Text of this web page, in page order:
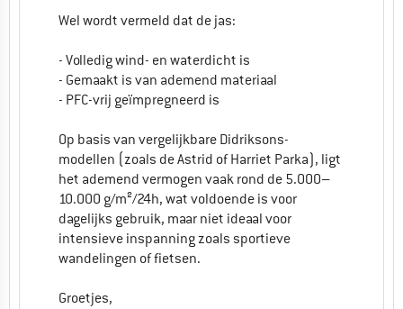
Wel wordt vermeld dat de jas:
- Volledig wind- en waterdicht is
- Gemaakt is van ademend materiaal
- PFC-vrij geïmpregneerd is
Op basis van vergelijkbare Didriksons-
modellen (zoals de Astrid of Harriet Parka), ligt
het ademend vermogen vaak rond de 5.000–
10.000 g/m²/24h, wat voldoende is voor
dagelijks gebruik, maar niet ideaal voor
intensieve inspanning zoals sportieve
wandelingen of fietsen.
Groetjes,